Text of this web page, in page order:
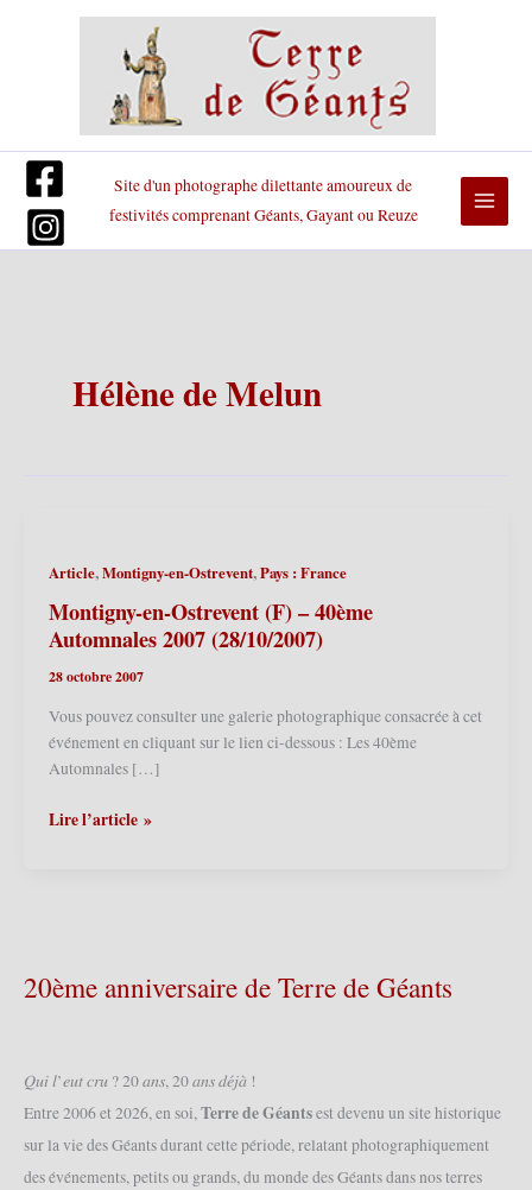
Site d'un photographe dilettante amoureux de
festivités comprenant Géants, Gayant ou Reuze
Hélène de Melun
Article,Montigny-en-Ostrevent,Pays : France
Montigny-en-Ostrevent (F) – 40ème
Automnales 2007 (28/10/2007)
28 octobre 2007
Vous pouvez consulter une galerie photographique consacrée à cet
événement en cliquant sur le lien ci-dessous : Les 40ème
Automnales […]
Montigny-
Automnales
2007
Lire l’article »
20ème anniversaire de Terre de Géants
𝑄𝑢𝑖 𝑙’𝑒𝑢𝑡 𝑐𝑟𝑢 ? 20 𝑎𝑛𝑠, 20 𝑎𝑛𝑠 𝑑𝑒́𝑗𝑎̀ !
Entre 2006 et 2026, en soi,Terre de Géantsest devenu un site historique
sur la vie des Géants durant cette période, relatant photographiquement
des événements, petits ou grands, du monde des Géants dans nos terres